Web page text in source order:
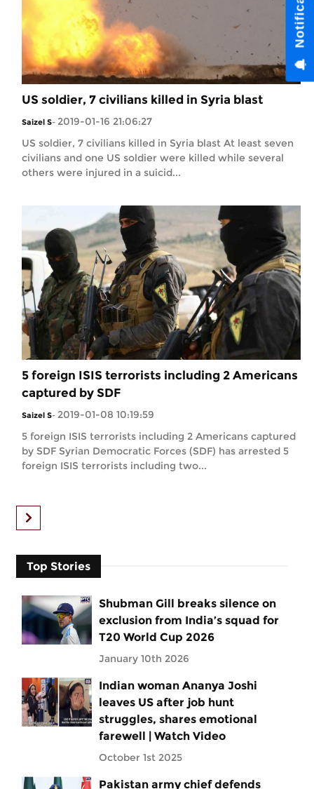
US soldier, 7 civilians killed in Syria blast
Saizel S- 2019-01-16 21:06:27
US soldier, 7 civilians killed in Syria blast At least seven
civilians and one US soldier were killed while several
others were injured in a suicid...
5 foreign ISIS terrorists including 2 Americans
captured by SDF
Saizel S- 2019-01-08 10:19:59
5 foreign ISIS terrorists including 2 Americans captured
by SDF Syrian Democratic Forces (SDF) has arrested 5
foreign ISIS terrorists including two...
Top Stories
Shubman Gill breaks silence on
exclusion from India’s squad for
T20 World Cup 2026
January 10th 2026
Indian woman Ananya Joshi
leaves US after job hunt
struggles, shares emotional
farewell | Watch Video
October 1st 2025
Pakistan army chief defends